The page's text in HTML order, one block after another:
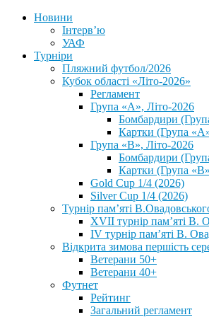
Новини
Інтерв’ю
УАФ
Турніри
Пляжний футбол/2026
Кубок області «Літо-2026»
Регламент
Група «А», Літо-2026
Бомбардири
Картки (Група
Група «В», Літо-2026
Бомбардири
Картки (Група
Gold Cup 1/4 (2026)
Silver Cup 1/4 (2026)
Турнір пам’яті
XVII турнір пам’яті В.
IV турнір пам’яті В.
Відкрита зимова першість
Ветерани 50+
Ветерани 40+
Футнет
Рейтинг
Загальний регламент